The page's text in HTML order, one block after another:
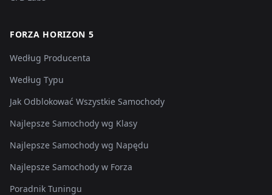
FORZA HORIZON 5
Według Producenta
Według Typu
Jak Odblokować Wszystkie Samochody
Najlepsze Samochody wg Klasy
Najlepsze Samochody wg Napędu
Najlepsze Samochody w Forza
Poradnik Tuningu